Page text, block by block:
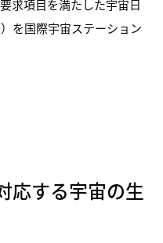
求項目を満たした宇宙日
を国際宇宙ステーション
応する宇宙の生